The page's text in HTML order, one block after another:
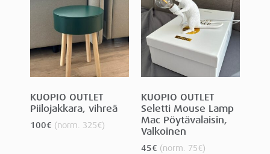
KUOPIO OUTLET
Piilojakkara, vihreä
100€ (norm. 325€)
KUOPIO OUTLET
Seletti Mouse Lamp
Mac Pöytävalaisin,
Valkoinen
45€ (norm. 75€)